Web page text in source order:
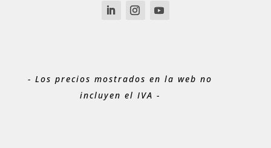
- Los precios mostrados en la web no
incluyen el IVA -